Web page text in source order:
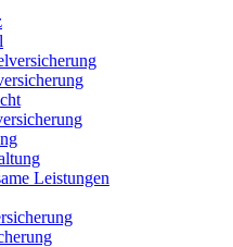
Leistungen